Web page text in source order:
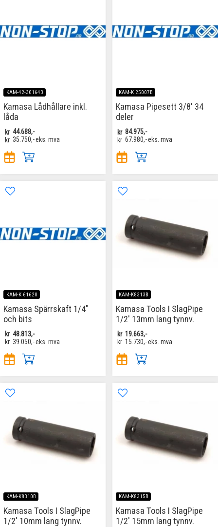
KAM-42-301643
Kamasa Lådhållare inkl.
låda
kr 44.688,-
kr 35.750,-eks. mva
KAM-K 25007B
Kamasa Pipesett 3/8' 34
deler
kr 84.975,-
kr 67.980,-eks. mva
KAM-K 61620
Kamasa Spärrskaft 1/4"
och bits
kr 48.813,-
kr 39.050,-eks. mva
KAM-K8313B
Kamasa Tools I SlagPipe
1/2' 13mm lang tynnv.
kr 19.663,-
kr 15.730,-eks. mva
KAM-K8310B
Kamasa Tools I SlagPipe
1/2' 10mm lang tynnv.
KAM-K8315B
Kamasa Tools I SlagPipe
1/2' 15mm lang tynnv.